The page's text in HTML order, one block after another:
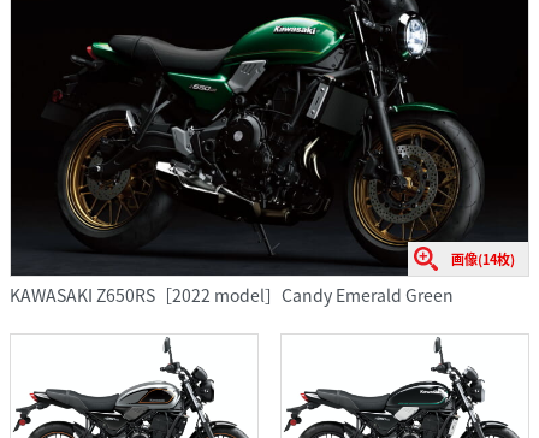
画像(14枚)
KAWASAKI Z650RS［2022 model］Candy Emerald Green